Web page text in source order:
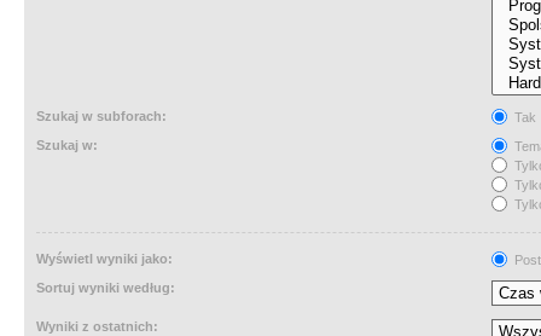
Szukaj w subforach:
Tak
Szukaj w:
Wyświetl wyniki jako:
Sortuj wyniki według:
Wyniki z ostatnich: